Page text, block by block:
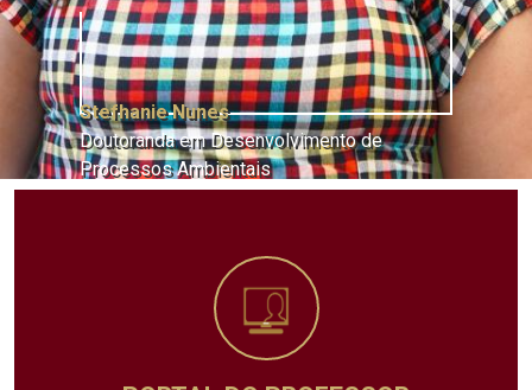
Stefhanie Nunes
Doutoranda em Desenvolvimento de
Processos Ambientais